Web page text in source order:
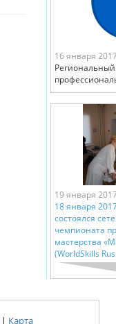
16 января
19 января
18 января
состоялся
чемпионата
мастерства
(WorldSkills
| Карта